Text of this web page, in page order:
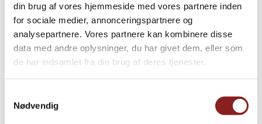
din brug af vores hjemmeside med vores partnere inden
for sociale medier, annonceringspartnere og
analysepartnere. Vores partnere kan kombinere disse
data med andre oplysninger, du har givet dem, eller som
de har indsamlet fra din brug af deres tjenester.
Nødvendig
På Good Food Groups fabrik i Polen produceres der
forskellige produkter inden for frossen frugt, frosne
grøntsager, marmelade og survarer.